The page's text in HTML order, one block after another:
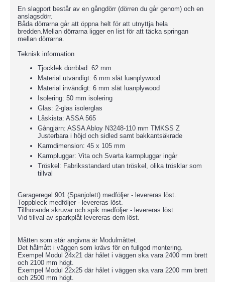
En slagport består av en gångdörr (dörren du går genom) och en
anslagsdörr.
Båda dörrarna går att öppna helt för att utnyttja hela
bredden.Mellan dörrarna ligger en list för att täcka springan
mellan dörrarna.
Teknisk information
Tjocklek dörrblad: 62 mm
Material utvändigt: 6 mm slät luanplywood
Material invändigt: 6 mm slät luanplywood
Isolering: 50 mm isolering
Glas: 2-glas isolerglas
Låskista: ASSA 565
Gångjärn: ASSA Abloy N3248-110 mm TMKSS Z
Justerbara i höjd och sidled samt bakkantsäkrade
Karmdimension: 45 x 105 mm
Karmpluggar: Vita och Svarta karmpluggar ingår
Tröskel: Fabriksstandard utan tröskel, olika trösklar som
tillval
Garageregel 901 (Spanjolett) medföljer - levereras löst.
Toppbleck medföljer - levereras löst.
Tillhörande skruvar och spik medföljer - levereras löst.
Vid tillval av sparkplåt levereras dem löst.
Måtten som står angivna är Modulmåttet.
Det hålmått i väggen som krävs för en fullgod montering.
Exempel Modul 24x21 där hålet i väggen ska vara 2400 mm brett
och 2100 mm högt.
Exempel Modul 22x25 där hålet i väggen ska vara 2200 mm brett
och 2500 mm högt.